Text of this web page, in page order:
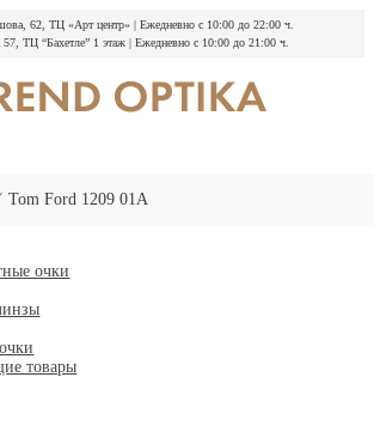
62, ТЦ «Арт центр» | Ежедневно с 10:00 до 22:00 ч.
ТЦ “Бахетле” 1 этаж | Ежедневно с 10:00 до 21:00 ч.
Tom Ford 1209 01A
очки
товары